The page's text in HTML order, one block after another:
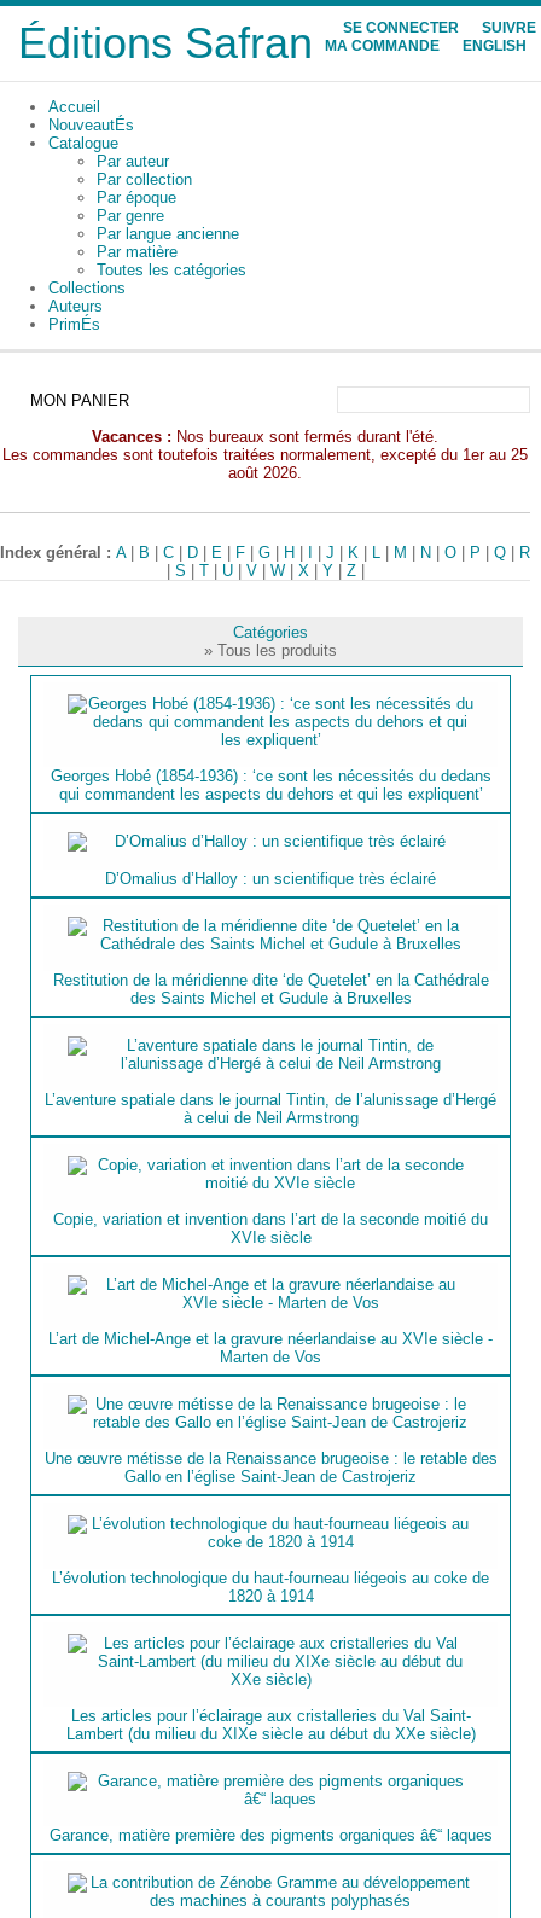
Éditions Safran SE CONNECTER
SUIVRE
MA COMMANDE
ENGLISH
Accueil
NouveautÉs
Catalogue
Par auteur
Par collection
Par époque
Par genre
Par langue ancienne
Par matière
Toutes les catégories
Collections
Auteurs
PrimÉs
MON PANIER
Vacances : Nos bureaux sont fermés durant l'été.
Les commandes sont toutefois traitées normalement, excepté du 1er au 25
août 2026.
Index général :A| B |C D E F |G H |J K L M N |O P |Q
R
S T| U| V| W| X| Y| Z|
Catégories
» Tous les produits
Georges Hobé (1854-1936) : ‘ce sont les nécessités du dedans
qui commandent les aspects du dehors et qui les expliquent’
D’Omalius d’Halloy : un scientifique très éclairé
Restitution de la méridienne dite ‘de Quetelet’ en la Cathédrale
des Saints Michel et Gudule à Bruxelles
L’aventure spatiale dans le journal Tintin, de l’alunissage d’Hergé
à celui de Neil Armstrong
Copie, variation et invention dans l’art de la seconde moitié du
XVIe siècle
L’art de Michel-Ange et la gravure néerlandaise au XVIe siècle -
Marten de Vos
Une œuvre métisse de la Renaissance brugeoise : le retable des
Gallo en l’église Saint-Jean de Castrojeriz
L’évolution technologique du haut-fourneau liégeois au coke de
1820 à 1914
Les articles pour l’éclairage aux cristalleries du Val Saint-
Lambert (du milieu du XIXe siècle au début du XXe siècle)
Garance, matière première des pigments organiques â€“ laques